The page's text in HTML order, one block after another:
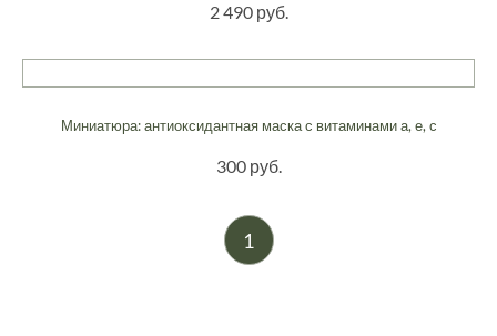
2 490 руб.
Миниатюра: антиоксидантная маска с витаминами а, е, с
300 руб.
1